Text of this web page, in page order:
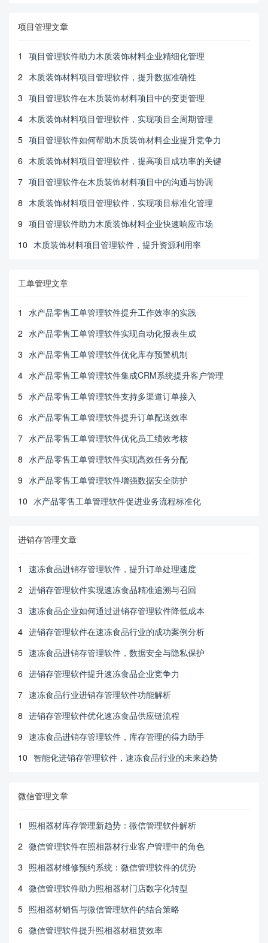
项目管理文章
1
项目管理软件助力木质装饰材料企业精细化管理
2 木质装饰材料项目管理软件，提升数据准确性
3 项目管理软件在木质装饰材料项目中的变更管理
4 木质装饰材料项目管理软件，实现项目全周期管理
5 项目管理软件如何帮助木质装饰材料企业提升竞争力
6 木质装饰材料项目管理软件，提高项目成功率的关键
7 项目管理软件在木质装饰材料项目中的沟通与协调
8 木质装饰材料项目管理软件，实现项目标准化管理
9 项目管理软件助力木质装饰材料企业快速响应市场
10 木质装饰材料项目管理软件，提升资源利用率
工单管理文章
1
水产品零售工单管理软件提升工作效率的实践
2 水产品零售工单管理软件实现自动化报表生成
3 水产品零售工单管理软件优化库存预警机制
4 水产品零售工单管理软件集成CRM系统提升客户管理
5 水产品零售工单管理软件支持多渠道订单接入
6 水产品零售工单管理软件提升订单配送效率
7 水产品零售工单管理软件优化员工绩效考核
8 水产品零售工单管理软件实现高效任务分配
9 水产品零售工单管理软件增强数据安全防护
10 水产品零售工单管理软件促进业务流程标准化
进销存管理文章
1
速冻食品进销存管理软件，提升订单处理速度
2 进销存管理软件实现速冻食品精准追溯与召回
3 速冻食品企业如何通过进销存管理软件降低成本
4 进销存管理软件在速冻食品行业的成功案例分析
5 速冻食品进销存管理软件，数据安全与隐私保护
6 进销存管理软件提升速冻食品企业竞争力
7 速冻食品行业进销存管理软件功能解析
8 进销存管理软件优化速冻食品供应链流程
9 速冻食品进销存管理软件，库存管理的得力助手
10 智能化进销存管理软件，速冻食品行业的未来趋势
微信管理文章
1
照相器材库存管理新趋势：微信管理软件解析
2 微信管理软件在照相器材行业客户管理中的角色
3 照相器材维修预约系统：微信管理软件的优势
4 微信管理软件助力照相器材门店数字化转型
5 照相器材销售与微信管理软件的结合策略
6 微信管理软件提升照相器材租赁效率